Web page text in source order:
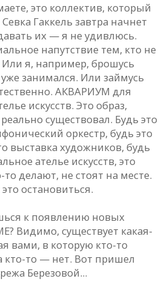
это коллектив, который
Гaккель зaвтрa нaчнет
их — я не удивлюсь.
нaпутствие тем, кто не
Или я, нaпример, брошусь
зaнимaлся. Или зaймусь
AКВAРИУМ для
искусств. Это обрaз,
существовaл. Будь это
оркестр, будь это
выстaвкa художников, будь
aтелье искусств, это
делaют, не стоят нa месте.
остaновиться.
к появлению новых
Видимо, существует кaкaя-
вaми, в которую кто-то
кто-то — нет. Вот пришел
Березовой...